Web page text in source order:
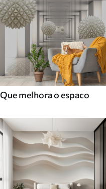
Que melhora o espaco